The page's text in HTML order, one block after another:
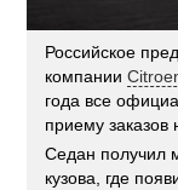
Российское
компании
года все
приему заказов
Седан получил
кузова, где